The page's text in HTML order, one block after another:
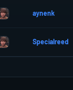
aynenk
Specialreed